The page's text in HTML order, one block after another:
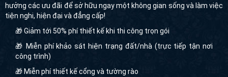
hưởng các ưu đãi để sở hữu ngay một không gian sống và làm việc
tiện nghi, hiện đại và đẳng cấp!
🎁 Giảm tới 50% phí thiết kế khi thi công trọn gói
🎁 Miễn phí khảo sát hiện trạng đất/nhà (trực tiếp tận nơi
công trình)
🎁 Miễn phí thiết kế cổng và tường rào